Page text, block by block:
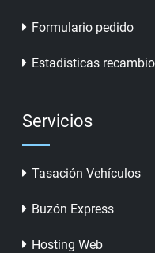
Formulario pedido
Estadisticas
Servicios
Tasación Vehículos
Buzón Express
Hosting Web